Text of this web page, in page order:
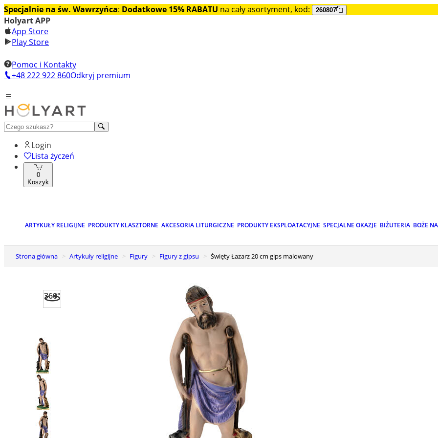
Specjalnie na św. Wawrzyńca: Dodatkowe 15% RABATU na cały asortyment, kod: 260807
Holyart APP
App Store
Play Store
Pomoc i Kontakty
+48 222 922 860Odkryj premium
Login
Lista życzeń
0
Koszyk
ARTYKUŁY RELIGIJNE PRODUKTY KLASZTORNE AKCESORIA LITURGICZNE PRODUKTY EKSPLOATACYJNE SPECJALNE OKAZJE BIŻUTERIA BOŻE
Strona główna Artykuły religijne Figury Figury z gipsu Święty Łazarz 20 cm gips malowany
360°